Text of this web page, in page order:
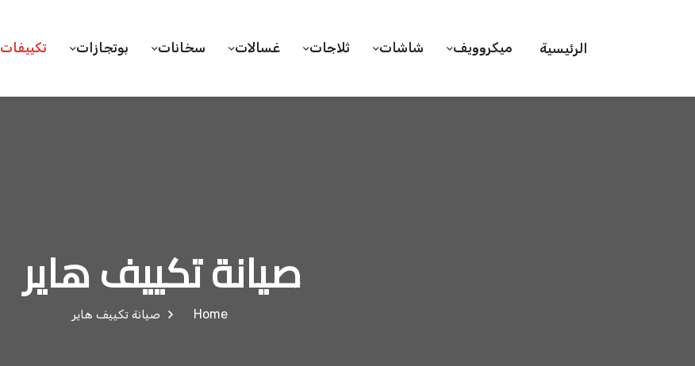
الرئيسية ميكروويف شاشات ثلاجات غسالات سخانات بوتجازات تكييفات
صيانة تكييف هاير
Home صيانة تكييف هاير